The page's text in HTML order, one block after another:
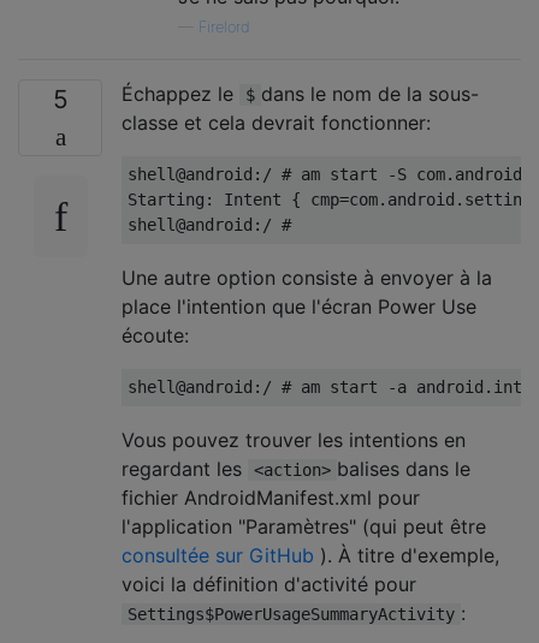
Firelord
5 Échappez le $ dans le nom de la sous-
classe et cela devrait fonctionner:
shell@android:/ # am start -S
Starting: Intent {
Une autre option consiste à envoyer à la
place l'intention que l'écran Power Use
écoute:
Vous pouvez trouver les intentions en
regardant les
<action> balises dans le
fichier AndroidManifest.xml pour
l'application "Paramètres" (qui peut être
consultée sur GitHub ). À titre d'exemple,
voici la définition d'activité pour
Settings$PowerUsageSummaryActivity :